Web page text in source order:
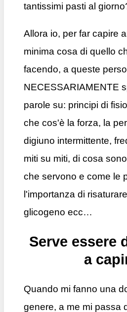
tantissimi pasti al
Allora io, per far capire
minima cosa di quello
facendo, a queste
NECESSARIAMENTE
parole su: principi di
che cos'è la forza, la
digiuno intermittente,
miti su miti, di cosa
che servono e come le
l'importanza di
glicogeno ecc…
Serve essere
a
Quando mi fanno una
genere, a me mi passa